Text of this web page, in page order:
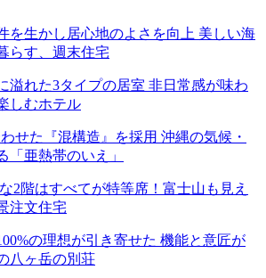
を生かし居心地のよさを向上 美しい海
らす、週末住宅
溢れた3タイプの居室 非日常感が味わ
しむホテル
せた『混構造』を採用 沖縄の気候・
「亜熱帯のいえ」
2階はすべてが特等席！富士山も見え
注文住宅
の理想が引き寄せた 機能と意匠が
八ヶ岳の別荘